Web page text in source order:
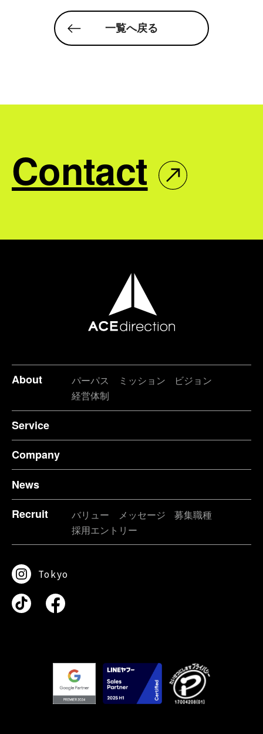
一覧へ戻る
Contact
About パーパス ミッション
ビジョン
経営体制
Service
Company
News
Recruit
バリュー メッセージ
募集職種
採用エントリー
Tokyo